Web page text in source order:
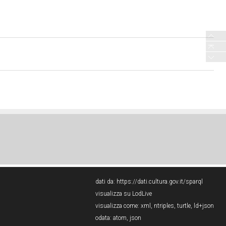
dati da: https://dati.cultura.gov.it/sparql
visualizza su LodLive
visualizza come: xml , ntriples, turtle, ld+json
odata: atom, json